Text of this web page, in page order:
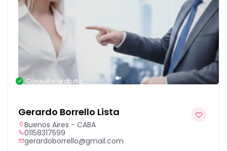
Consulta gratuita
Gerardo Borrello Lista
Buenos Aires - CABA
01158317599
gerardoborrello@gmail.com